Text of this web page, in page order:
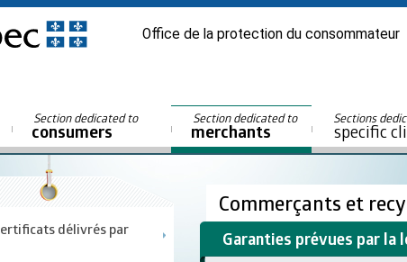
Office de la protection du consommateur
Section dedicated to
consumers
Section dedicated to
merchants
Sections
specific
délivrés par
Commerçants et
Garanties prévues par la